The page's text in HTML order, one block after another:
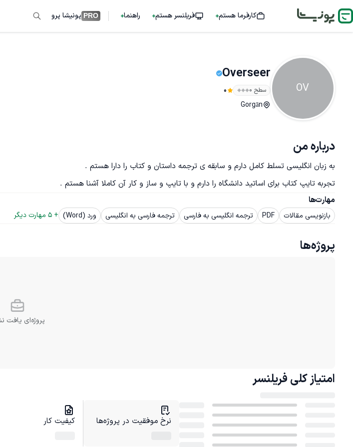
کارفرما هستم فریلنسر هستم راهنما PRO پونیشا پرو
OV
Overseer
سطح ۰ 0
Gorgān
درباره من
تجربه تایپ کتاب برای اساتید دانشگاه را دارم و با تایپ و ساز و کار آن کاملا آشنا هستم .
مهارت‌ها
بازنویسی مقالات PDF ترجمه انگلیسی به فارسی ترجمه فارسی به انگلیسی ورد (Word) +
5 مهارت دیگر
پروژه‌ها
پروژه‌ای یافت
امتیاز کلی فریلنسر
نرخ موفقیت در پروژه‌ها کیفیت کار